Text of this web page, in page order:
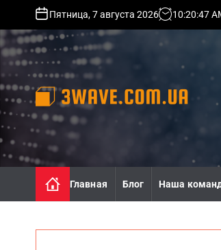
p
o
o
n
t
e
Пятница, 7 августа 2026 10:20:49
3
w
a
v
c
Главная Блог Наша